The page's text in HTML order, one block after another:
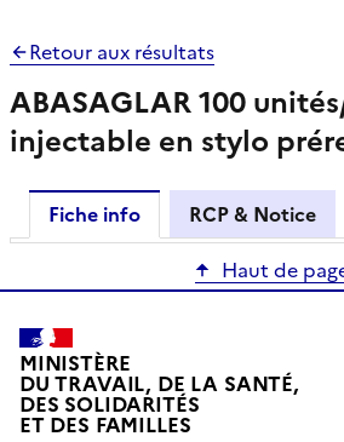
Retour aux résultats
ABASAGLAR 100
injectable en stylo
Fiche info
RCP & Notice
Haut de
MINISTÈRE
DU TRAVAIL, DE LA SANTÉ,
DES SOLIDARITÉS
ET DES FAMILLES